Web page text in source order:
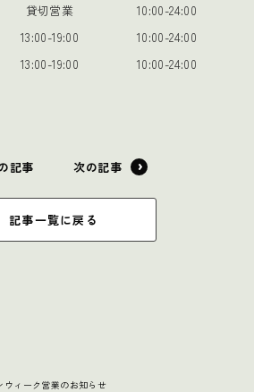
貸切営業
10:00-24:00
13:00-19:00
10:00-24:00
13:00-19:00 10:00-24:00
記事
記事一覧に戻る
次の記事
ウィーク営業のお知らせ